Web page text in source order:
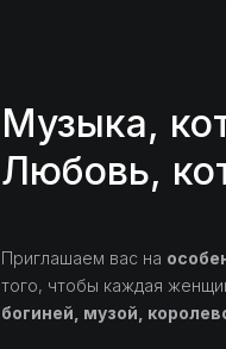
Музыка,
Любовь,
Приглашаем вас на
того, чтобы каждая
богиней, музой,